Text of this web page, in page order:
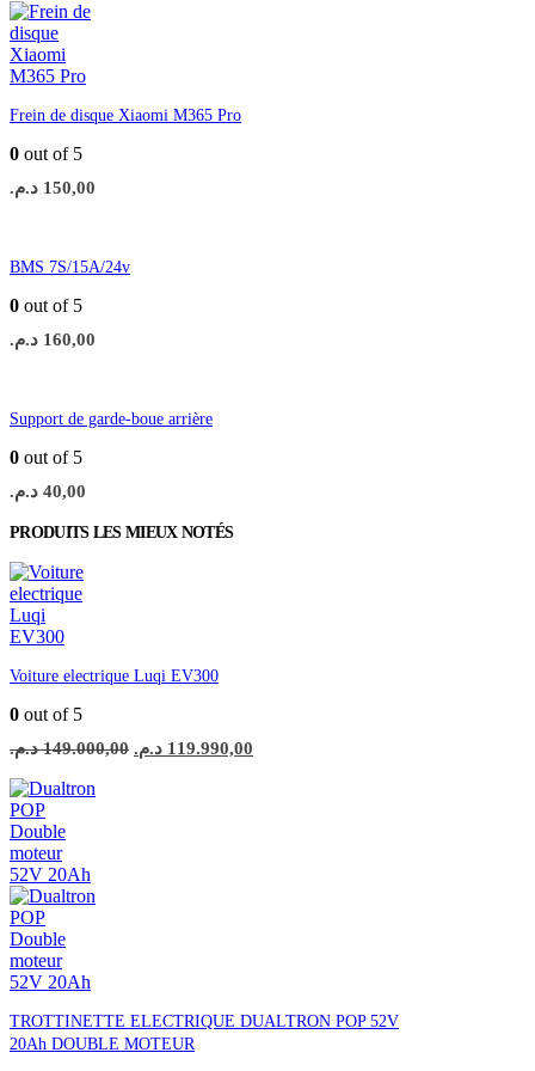
Frein de disque Xiaomi M365 Pro
0 out of 5
150,00 د.م.
BMS 7S/15A/24v
0 out of 5
160,00 د.م.
Support de garde-boue arrière
0 out of 5
40,00 د.م.
PRODUITS LES MIEUX NOTÉS
Voiture electrique Luqi EV300
0 out of 5
149.000,00 د.م.
Le
prix
119.990,00 د.م.
prix
TROTTINETTE ELECTRIQUE DUALTRON POP 52V
20Ah DOUBLE MOTEUR